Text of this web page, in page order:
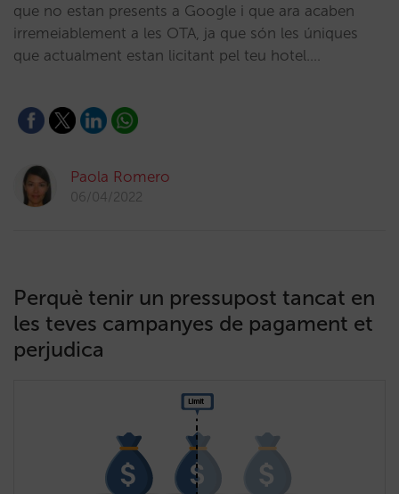
que no estan presents a Google i que ara acaben
irremeiablement a les OTA, ja que són les úniques
que actualment estan licitant pel teu hotel.…
Paola Romero
06/04/2022
Perquè tenir un pressupost tancat en
les teves campanyes de pagament et
perjudica